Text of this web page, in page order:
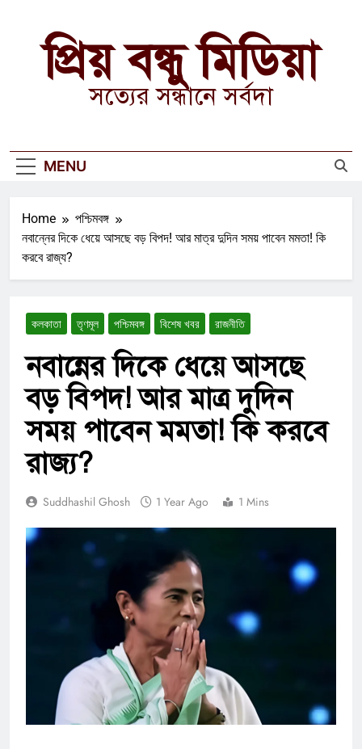
contentপ্রিয় বন্ধু মিডিয়া
সত্যের সন্ধানে সর্বদা
MENU
Home
পশ্চিমবঙ্গ
নবান্নের দিকে ধেয়ে আসছে বড় বিপদ! আর মাত্র দুদিন সময় পাবেন মমতা! কি
করবে রাজ্য?
কলকাতা তৃণমূল পশ্চিমবঙ্গ বিশেষ খবর রাজনীতি
নবান্নের দিকে ধেয়ে আসছে
বড় বিপদ! আর মাত্র দুদিন
সময় পাবেন মমতা! কি করবে
রাজ্য?
Suddhashil Ghosh 1 Year Ago 1 Mins